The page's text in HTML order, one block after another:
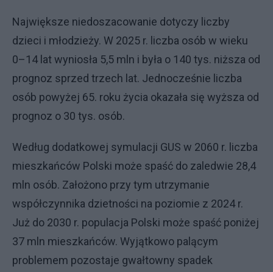
Największe niedoszacowanie dotyczy liczby
dzieci i młodzieży. W 2025 r. liczba osób w wieku
0–14 lat wyniosła 5,5 mln i była o 140 tys. niższa od
prognoz sprzed trzech lat. Jednocześnie liczba
osób powyżej 65. roku życia okazała się wyższa od
prognoz o 30 tys. osób.
Według dodatkowej symulacji GUS w 2060 r. liczba
mieszkańców Polski może spaść do zaledwie 28,4
mln osób. Założono przy tym utrzymanie
współczynnika dzietności na poziomie z 2024 r.
Już do 2030 r. populacja Polski może spaść poniżej
37 mln mieszkańców. Wyjątkowo palącym
problemem pozostaje gwałtowny spadek